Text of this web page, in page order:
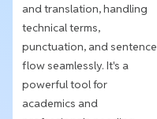
and translation, handling
technical terms,
punctuation, and sentence
flow seamlessly. It's a
powerful tool for
academics and